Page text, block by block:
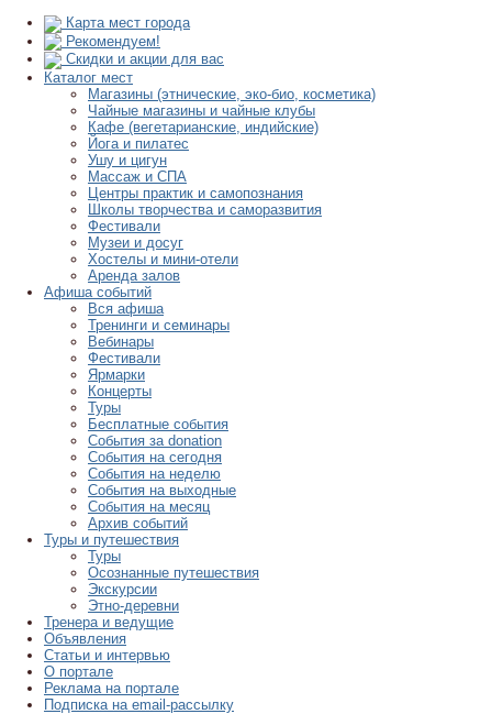
Карта мест города
Рекомендуем!
Скидки и акции для вас
Каталог мест
Магазины (этнические, эко-био, косметика)
Чайные магазины и чайные клубы
Кафе (вегетарианские, индийские)
Йога и пилатес
Ушу и цигун
Массаж и СПА
Центры практик и самопознания
Школы творчества и саморазвития
Фестивали
Музеи и досуг
Хостелы и мини-отели
Аренда залов
Афиша событий
Вся афиша
Тренинги и семинары
Вебинары
Фестивали
Ярмарки
Концерты
Туры
Бесплатные события
События за donation
События на сегодня
События на неделю
События на выходные
События на месяц
Архив событий
Туры и путешествия
Туры
Осознанные путешествия
Экскурсии
Этно-деревни
Тренера и ведущие
Объявления
Статьи и интервью
О портале
Реклама на портале
Подписка на email-рассылку